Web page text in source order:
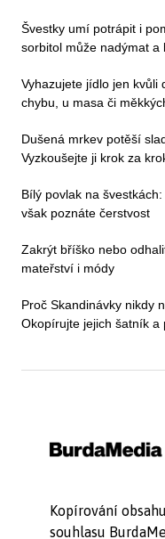
Švestky umí potrápit i
sorbitol může nadýmat
Vyhazujete jídlo jen kvůli
chybu, u masa či
Dušená mrkev potěší
Vyzkoušejte ji krok za
Bílý povlak na
však poznáte čerstvost
Zakrýt bříško nebo
mateřství i módy
Proč Skandinávky nikdy
Okopírujte jejich šatník a
Kopírování
souhlasu